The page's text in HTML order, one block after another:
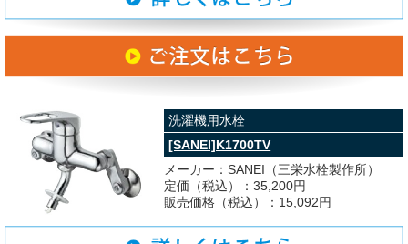
洗濯機用水栓
[SANEI]K1700TV
メーカー：SANEI（三栄水栓製作所）
定価（税込）：35,200円
販売価格（税込）：15,092円